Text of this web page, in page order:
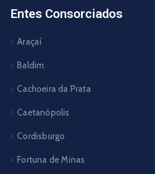
Entes Consorciados
Araçaí
Baldim
Cachoeira da Prata
Caetanópolis
Cordisburgo
Fortuna de Minas